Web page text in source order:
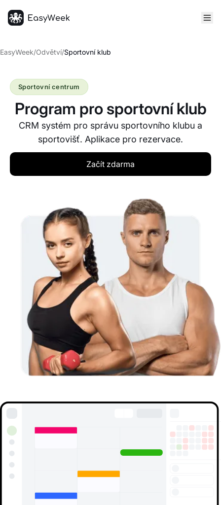
EasyWeek/Odvětví/Sportovní klub
Program pro sportovní klub
CRM systém pro správu sportovního klubu a
sportovišť. Aplikace pro rezervace.
Sportovní centrum
Začít zdarma